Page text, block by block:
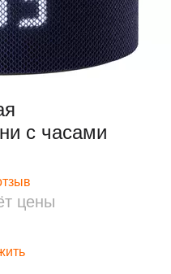
с часами
цены